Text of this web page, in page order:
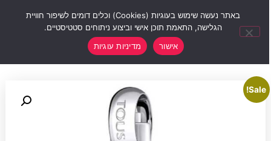
Sale!
באתר נעשה שימוש בעוגיות (Cookies) וכלים דומים לשיפור חוויית
הגלישה, התאמת תוכן אישי וביצוע ניתוחים סטטיסטיים.
אישור
מדיניות עוגיות